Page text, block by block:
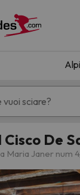
Alpi
+ skipass
De
Maria Janer num